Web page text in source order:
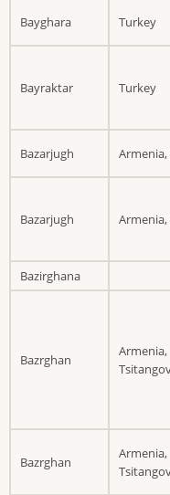
Bayghara Turkey
Bayraktar Turkey
Bazarjugh Armenia,
Bazarjugh Armenia,
Bazirghana
Bazrghan
Armenia,
Bazrghan
Armenia,